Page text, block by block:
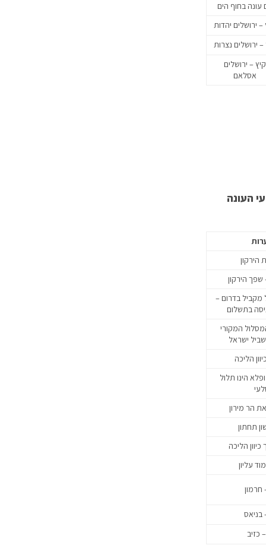
עונה בחוף הים
– ירושלים יהדות
– ירושלים נצרות
קיץ – ירושלים
אסלאם
העונה
הירקון
הירקון
מקביל בדרום –
בתשלום
המקורי
ישראל
הליכה
הינו תלול
הר מירון
תחתון
כיוון הליכה
עליון
חרמון
בניאס
כזיב